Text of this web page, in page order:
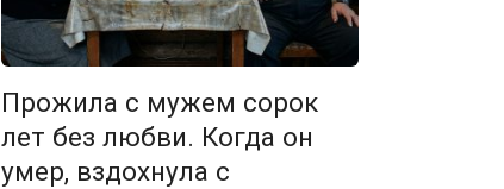
Прожила с мужем сорок
лет без любви. Когда он
умер, вздохнула с